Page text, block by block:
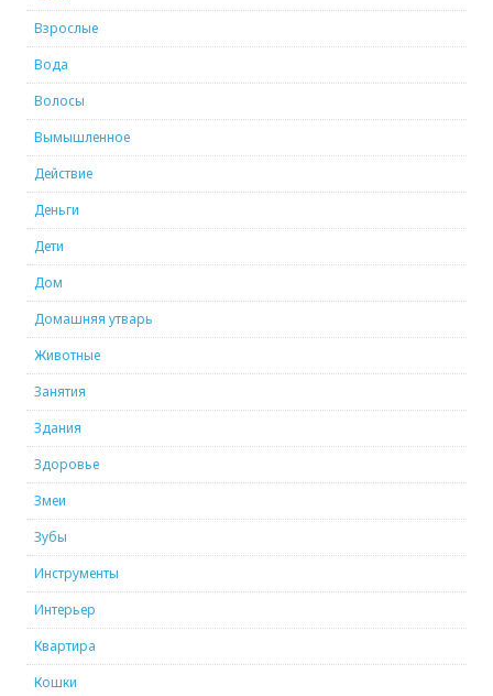
Взрослые
Вода
Волосы
Вымышленное
Действие
Деньги
Дети
Дом
Домашняя утварь
Животные
Занятия
Здания
Здоровье
Змеи
Зубы
Инструменты
Интерьер
Квартира
Кошки